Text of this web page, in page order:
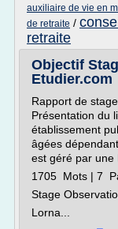
auxiliaire de vie en
de retraite /
retraite
Objectif
Etudier.com
Rapport de
Présentation du
établissement
âgées
est géré par une
1705 Mots | 7
Stage
Lorna...